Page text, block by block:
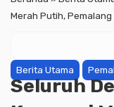
Merah Putih,
Berita Utama
Seluruh